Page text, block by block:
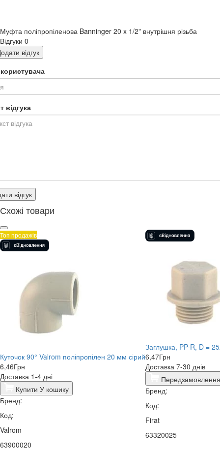
Муфта поліпропіленова Banninger 20 x 1/2" внутрішня різьба
Відгуки 0
відгук
відгука
відгук
Схожі товари
Топ продажів
Куточок 90° Valrom поліпропілен 20 мм сірий
6,46Грн
Доставка 1-4 дні
Купити У кошику
Бренд:
Код:
Valrom
63900020
Заглушка, PP-R, D =
6,47Грн
Доставка 7-30 днів
Бренд:
Код:
Firat
63320025